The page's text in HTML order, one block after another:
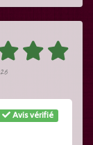
Avis vérifié